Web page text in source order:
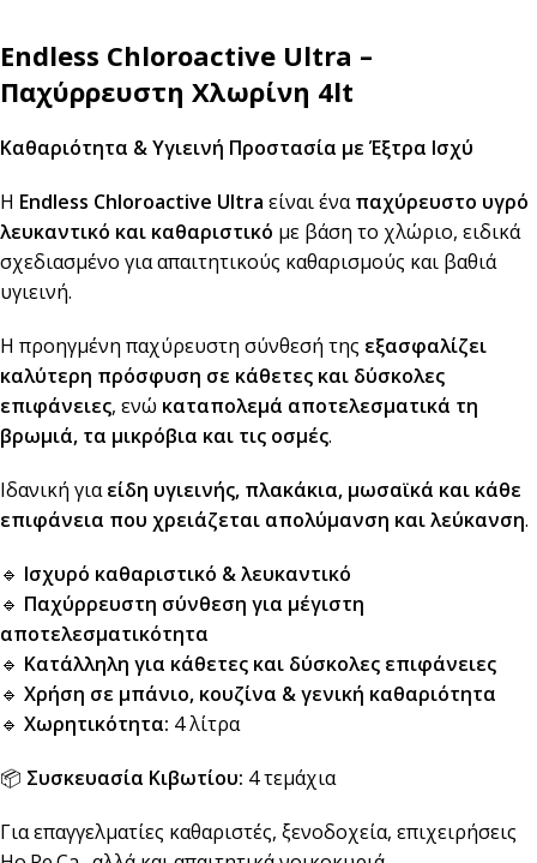
Endless Chloroactive Ultra –
Παχύρρευστη Χλωρίνη 4lt
Καθαριότητα & Υγιεινή Προστασία με Έξτρα Ισχύ
Η Endless Chloroactive Ultra είναι έναπαχύρευστο υγρό
λευκαντικό και καθαριστικό με βάση το χλώριο, ειδικά
σχεδιασμένο για απαιτητικούς καθαρισμούς και βαθιά
υγιεινή.
Η προηγμένη παχύρευστη σύνθεσή της εξασφαλίζει
καλύτερη πρόσφυση σε κάθετες και δύσκολες
επιφάνειες, ενώ καταπολεμά αποτελεσματικά τη
βρωμιά, τα μικρόβια και τις οσμές.
Ιδανική γιαείδη υγιεινής, πλακάκια, μωσαϊκά και κάθε
επιφάνεια που χρειάζεται απολύμανση και λεύκανση.
🔹 Ισχυρό καθαριστικό & λευκαντικό
🔹 Παχύρρευστη σύνθεση για μέγιστη
αποτελεσματικότητα
🔹 Κατάλληλη για κάθετες και δύσκολες επιφάνειες
🔹 Χρήση σε μπάνιο, κουζίνα & γενική καθαριότητα
🔹 Χωρητικότητα: 4 λίτρα
📦 Συσκευασία Κιβωτίου: 4 τεμάχια
Για επαγγελματίες καθαριστές, ξενοδοχεία, επιχειρήσεις